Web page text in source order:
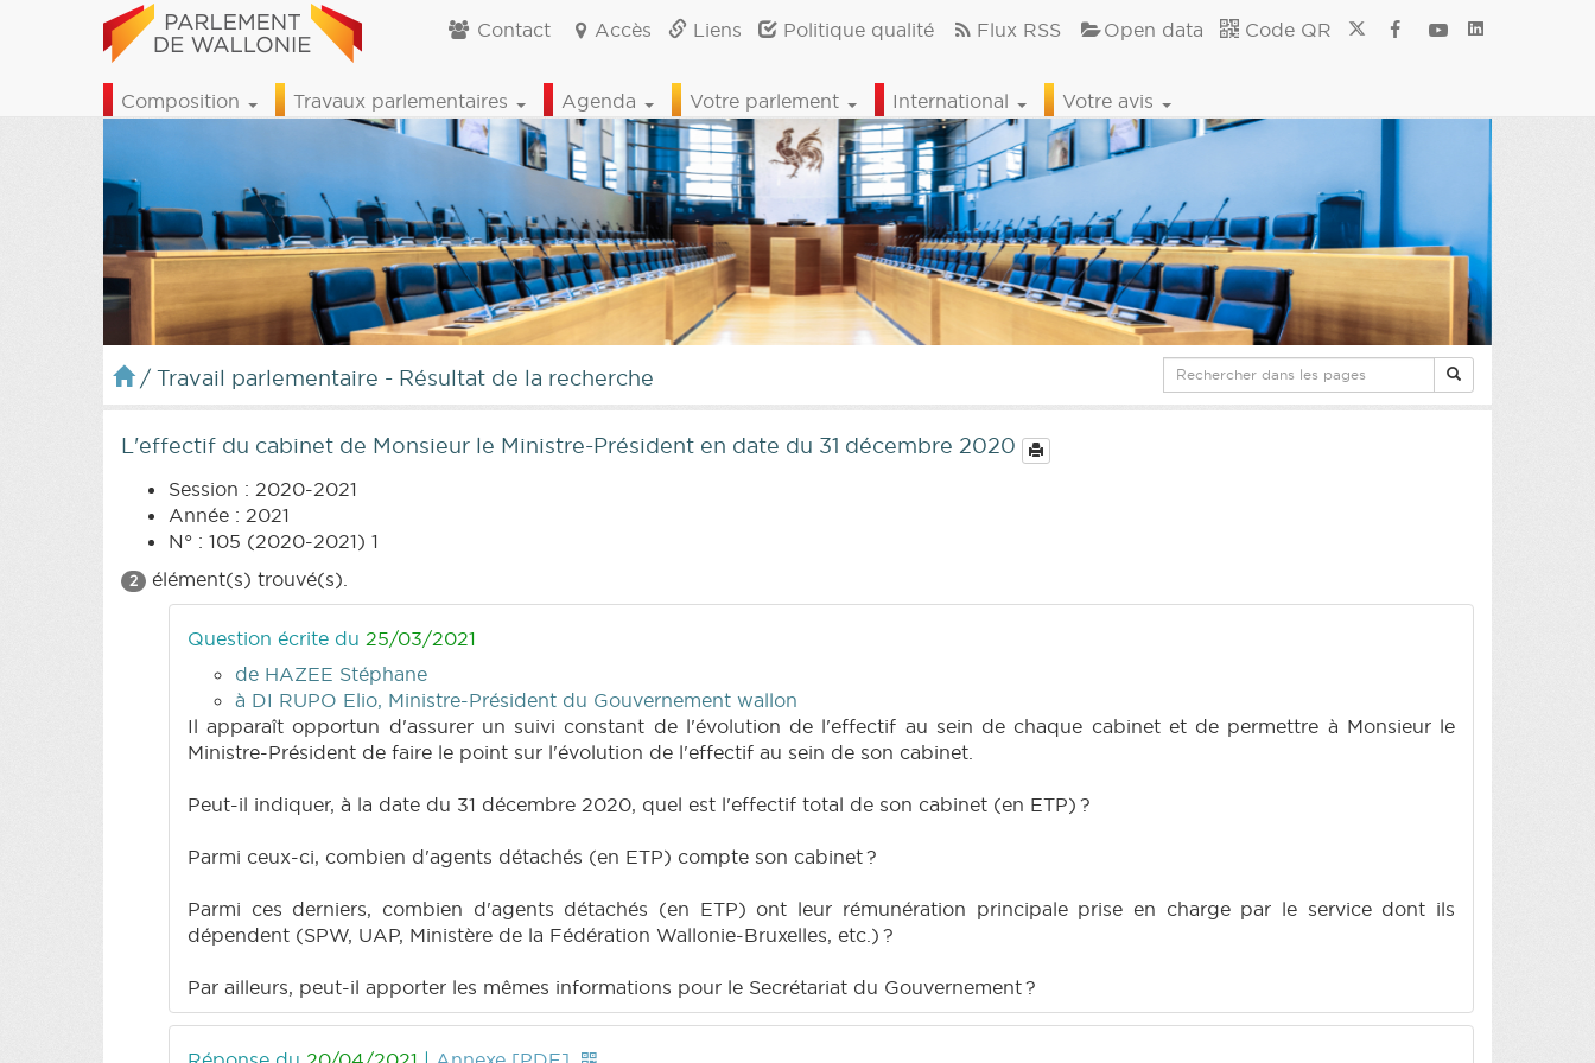
Contact Accès Liens Politique qualité Flux RSS Open data Code QR
Composition Travaux parlementaires Agenda Votre parlement International Votre avis
/ Travail parlementaire - Résultat de la recherche
L'effectif du cabinet de Monsieur le Ministre-Président en date du 31 décembre 2020
Session : 2020-2021
Année : 2021
N° : 105 (2020-2021) 1
2 élément(s) trouvé(s).
Question écrite du 25/03/2021
de HAZEE Stéphane
à DI RUPO Elio, Ministre-Président du Gouvernement wallon
Il apparaît opportun d'assurer un suivi constant de l'évolution de l'effectif au sein de chaque cabinet et de permettre à Monsieur le
Ministre-Président de faire le point sur l'évolution de l'effectif au sein de son cabinet.
Peut-il indiquer, à la date du 31 décembre 2020, quel est l'effectif total de son cabinet (en ETP) ?
Parmi ceux-ci, combien d'agents détachés (en ETP) compte son cabinet ?
Parmi ces derniers, combien d'agents détachés (en ETP) ont leur rémunération principale prise en charge par le service dont ils
dépendent (SPW, UAP, Ministère de la Fédération Wallonie-Bruxelles, etc.) ?
Par ailleurs, peut-il apporter les mêmes informations pour le Secrétariat du Gouvernement ?